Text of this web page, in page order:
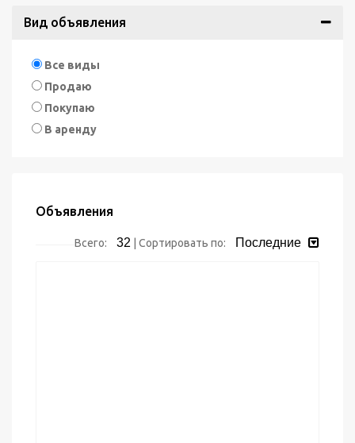
Вид объявления
Все виды
Продаю
Покупаю
В аренду
Объявления
Всего: 32 Сортировать по: Последние